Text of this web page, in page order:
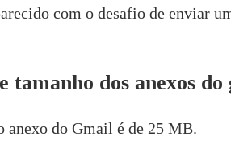
com o desafio de enviar
tamanho dos anexos do
anexo do Gmail é de 25 MB.